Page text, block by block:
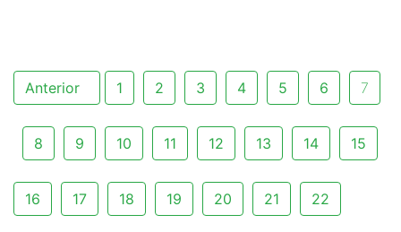
Anterior 1 2 3 4 5 6 7
8 9 10 11 12 13 14 15
16 17 18 19 20 21 22